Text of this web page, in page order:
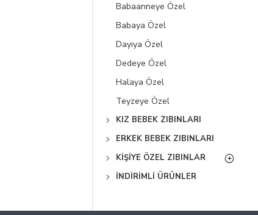
Babaanneye Özel
Babaya Özel
Dayıya Özel
Dedeye Özel
Halaya Özel
Teyzeye Özel
KIZ BEBEK ZIBINLARI
ERKEK BEBEK ZIBINLARI
KIŞIYE ÖZEL ZIBINLAR
İNDIRIMLI ÜRÜNLER